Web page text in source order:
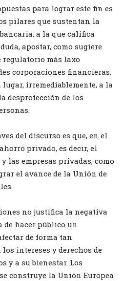
para lograr este fin es
pilares que sustentan la
a la que califica
apostar, como sugiere
regulatorio más laxo
corporaciones financieras.
lugar, irremediablemente, a la
desprotección de los
del discurso es que, en el
privado, es decir, el
las empresas privadas, como
el avance de la Unión de
no justifica la negativa
de hacer público un
de forma tan
intereses y derechos de
y a su bienestar. Los
construye la Unión Europea